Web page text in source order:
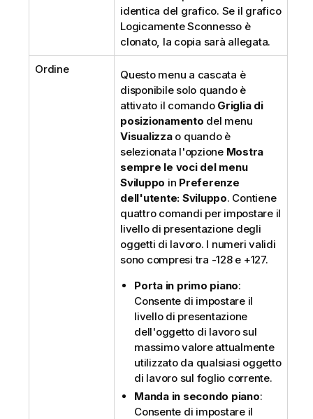
identica del grafico. Se il grafico
Logicamente Sconnesso è
clonato, la copia sarà allegata.
Ordine
Questo menu a cascata è
disponibile solo quando è
attivato il comando Griglia di
posizionamento del menu
Visualizzao quando è
selezionata l'opzione Mostra
sempre le voci del menu
Sviluppo in Preferenze
dell'utente: Sviluppo. Contiene
quattro comandi per impostare il
livello di presentazione degli
oggetti di lavoro. I numeri validi
sono compresi tra -128 e +127.
Porta in primo piano:
Consente di impostare il
livello di presentazione
dell'oggetto di lavoro sul
massimo valore attualmente
utilizzato da qualsiasi oggetto
di lavoro sul foglio corrente.
Manda in secondo piano:
Consente di impostare il